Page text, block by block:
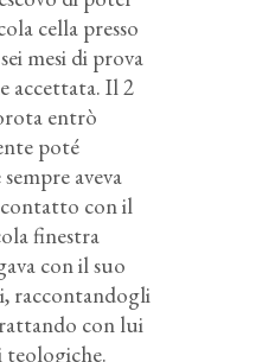
cella presso
mesi di prova
accettata. Il 2
entrò
poté
aveva
contatto con il
finestra
con il suo
raccontandogli
con lui
teologiche.